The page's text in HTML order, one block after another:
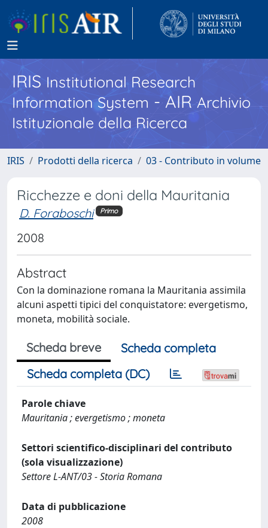
IRISInstitutional Research
Information System - AIR Archivio
Istituzionale della Ricerca
IRIS Prodotti della ricerca 03 - Contributo in volume
Ricchezze e doni della Mauritania
D. Foraboschi Primo
2008
Abstract
Con la dominazione romana la Mauritania assimila
alcuni aspetti tipici del conquistatore: evergetismo,
moneta, mobilità sociale.
Scheda breve
Scheda completa
Scheda completa (DC)
Parole chiave
Mauritania ; evergetismo ; moneta
Settori scientifico-disciplinari del contributo
(sola visualizzazione)
Settore L-ANT/03 - Storia Romana
Data di pubblicazione
2008